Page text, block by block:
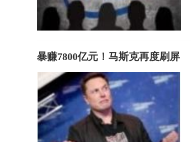
暴赚7800亿元！马斯克再度刷屏